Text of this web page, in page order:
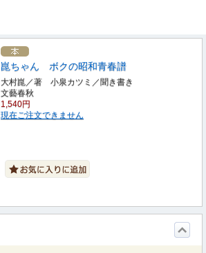
崑ちゃん ボクの昭和青春譜
大村崑／著 小泉カツミ／聞き書き
文藝春秋
1,540円
現在ご注文できません